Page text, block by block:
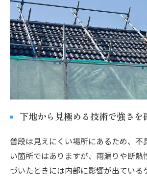
下地から見極める技術で強さを
普段は見えにくい場所にあるため、不
い箇所ではありますが、雨漏りや断熱
づいたときには内部に影響が出ている